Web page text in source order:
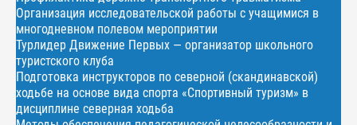
Организация исследовательской работы с учащимися в
многодневном полевом мероприятии
Турлидер Движение Первых — организатор школьного
туристского клуба
Подготовка инструкторов по северной (скандинавской)
ходьбе на основе вида спорта «Спортивный туризм» в
дисциплине северная ходьба